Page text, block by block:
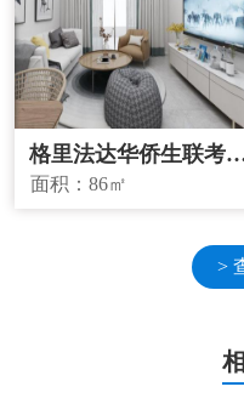
格里法达华侨生联考
校学区房
面积：86㎡
>